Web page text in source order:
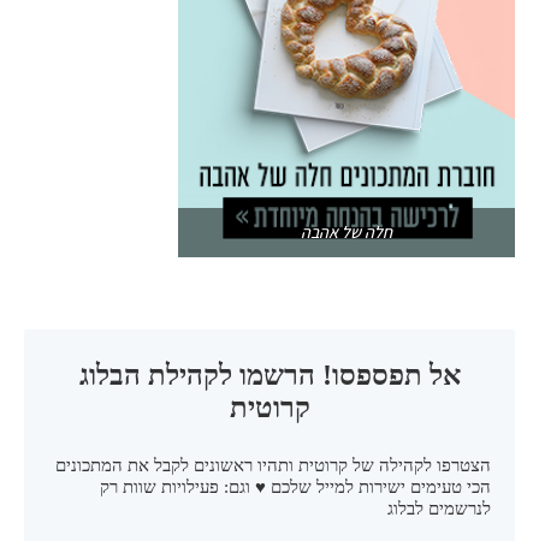
חלה של אהבה